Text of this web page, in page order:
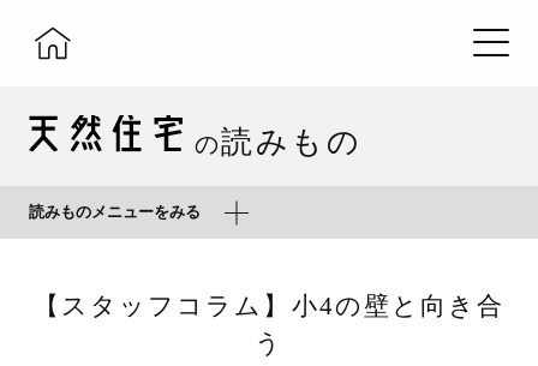
の読みもの
読みものメニューをみる
【スタッフコラム】小4の壁と向き合
う